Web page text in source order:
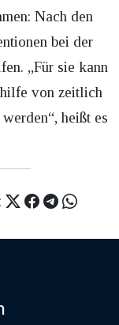
Nach den
bei der
„Für sie kann
von zeitlich
heißt es